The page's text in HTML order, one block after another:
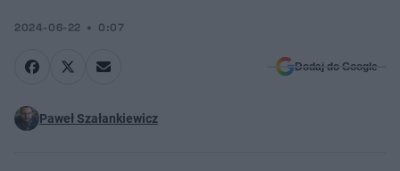
2024-06-22 0:07
Dodaj do Google
Paweł Szałankiewicz